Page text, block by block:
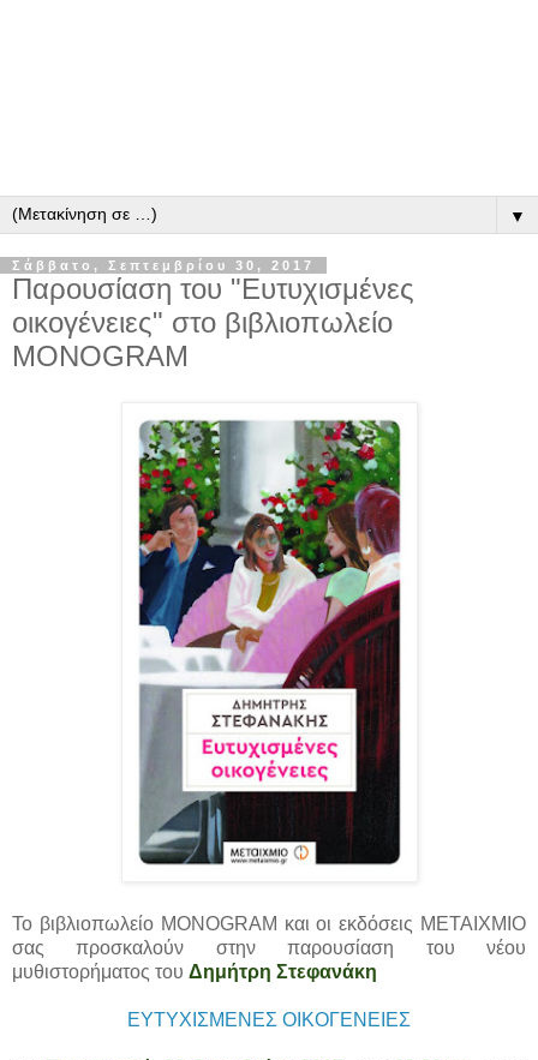
▼
Σάββατο, Σεπτεμβρίου 30, 2017
Παρουσίαση του "Ευτυχισμένες
οικογένειες" στο βιβλιοπωλείο
MONOGRAM
Το βιβλιοπωλείο MONOGRAM και οι εκδόσεις ΜΕΤΑΙΧΜΙΟ
σας προσκαλούν στην παρουσίαση του νέου
μυθιστορήματος του Δημήτρη Στεφανάκη
ΕΥΤΥΧΙΣΜΕΝΕΣ ΟΙΚΟΓΕΝΕΙΕΣ